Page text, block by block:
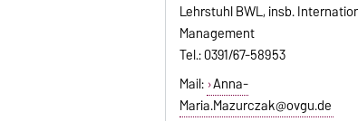
Lehrstuhl BWL, insb.
Management
Tel.: 0391/67-58953
Mail: Anna-
Maria.Mazurczak@ovgu.de